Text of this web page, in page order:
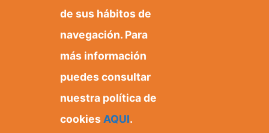
de sus hábitos de
navegación. Para
más información
puedes consultar
nuestra política de
cookies AQUI.